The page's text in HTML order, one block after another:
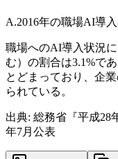
A.2016年の職場AI導入
職場へのAI導入状況
む）の割合は3.1%で
とどまっており、企
られている。
出典: 総務省『平成28
年7月公表